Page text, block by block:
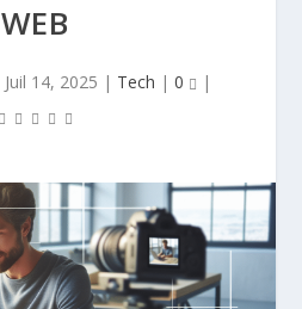
WEB
Juil 14, 2025 | Tech | 0 |